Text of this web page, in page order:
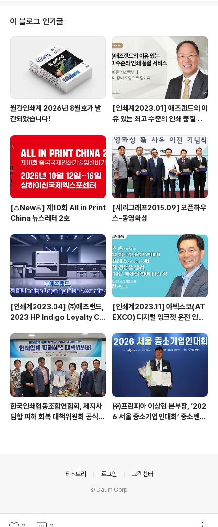
한 신안산대학교 스마트패키징학과에 대한 소개와 함께 인
라인 점자 각인장치와 오토 조그 등 대응할 수 있는 옵션장
비들도 소개했다. 전시 마지막 날인 6월 17일에는 이철 대
표이사가 초빙 교수로 지도하고 있는 신안산대학교스마트
패키징학과 학생들이 부스를 찾아 현장 수업을 실시했다.
이철 대표이사는, “전시장..
이 블로그 인기글
월간인쇄계 2026년 8월호가 발
간되었습니다!
[인쇄계2023.01] 애즈랜드의 이
유 있는 최고 수준의 인쇄 품질 서
장비 도입으로 답하다 - ㈜애즈랜
드 최현수 대표이사
[♨️New♨️] 제10회 All in Print
China 뉴스레터 2호
[세리그래프2015.09] 오픈하우
스-동영화성
[인쇄계2023.04] ㈜애즈랜드,
2023 HP Indigo Loyalty Clu
[인쇄계2023.11] 아텍스코(AT
EXCO) 디지털 잉크젯 윤전 인쇄
기능적 강점을 살려, 보다 넓은 시
장을 열어 나갈 것 - 아텍스코(AT
EXCO) 국내 총판 ㈜풀린키 강성
민 전무이사
한국인쇄협동조합연합회, 제지사
담합 피해 회복 대책위원회 공식
㈜프린피아 이상현 본부장, ‘202
6 서울 중소기업인대회’ 중소벤처
티스토리 로그인 고객센터
© Daum Corp.